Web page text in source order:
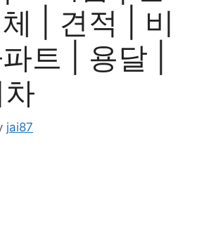
| 견적 | 비
트 | 용달 |
jai87